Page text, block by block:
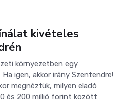
kivételes
környezetben egy
igen, akkor irány Szentendre!
megnéztük, milyen eladó
és 200 millió forint között